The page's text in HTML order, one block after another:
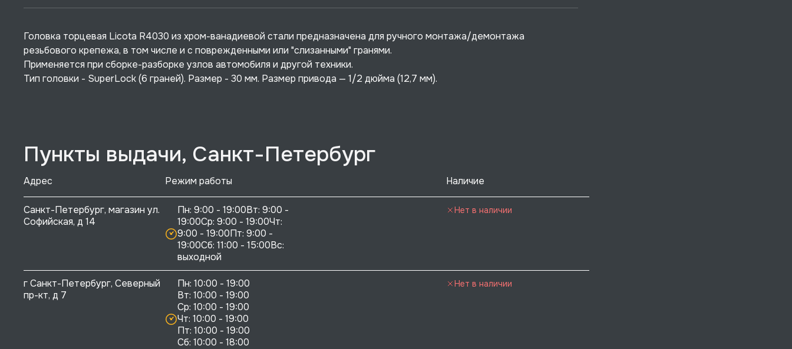
Головка торцевая Licota R4030 из хром-ванадиевой стали предназначена для ручного монтажа/демонтажа
резьбового крепежа, в том числе и с поврежденными или "слизанными" гранями.
Применяется при сборке-разборке узлов автомобиля и другой техники.
Тип головки - SuperLock (6 граней). Размер - 30 мм. Размер привода — 1/2 дюйма (12,7 мм).
Пункты выдачи, Санкт-Петербург
Адрес Режим работы Наличие
Санкт-Петербург, магазин ул.
Софийская, д 14
Пн: 9:00 - 19:00Вт: 9:00 -
19:00Ср: 9:00 - 19:00Чт:
9:00 - 19:00Пт: 9:00 -
19:00Сб: 11:00 - 15:00Вс:
выходной
Нет в наличии
г Санкт-Петербург, Северный
пр-кт, д 7
Пн: 10:00 - 19:00
Вт: 10:00 - 19:00
Ср: 10:00 - 19:00
Чт: 10:00 - 19:00
Пт: 10:00 - 19:00
Сб: 10:00 - 18:00
Нет в наличии